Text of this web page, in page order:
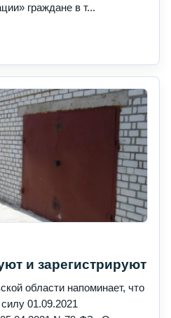
граждане в т...
и зарегистрируют
области напоминает, что
01.09.2021